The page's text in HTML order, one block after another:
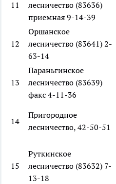
11
лесничество (83636)
приемная 9-14-39
12
Оршанское
лесничество (83641) 2-
63-14
13
Параньгинское
лесничество (83639)
факс 4-11-36
14
Пригородное
лесничество, 42-50-51
15
Руткинское
лесничество (83632) 7-
13-18